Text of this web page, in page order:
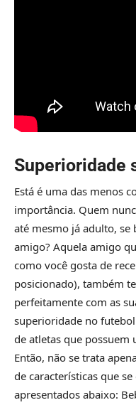
Superioridade
Está é uma das menos
importância. Quem
até mesmo já adulto,
amigo? Aquela amigo
como você gosta de
posicionado), também
perfeitamente com as
superioridade no
de atletas que possuem
Então, não se trata
de características que
apresentados abaixo: